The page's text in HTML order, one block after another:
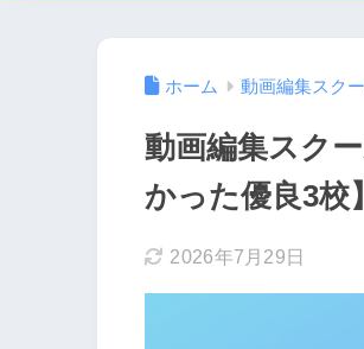
ホーム 動画編集スク
動画編集スク
かった優良3校】
2026年7月29日